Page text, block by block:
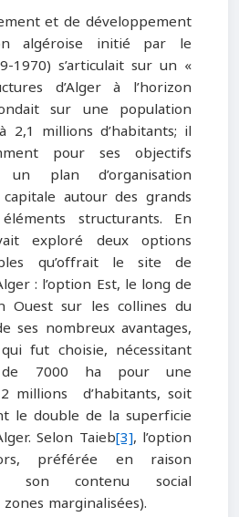
et de développement
algéroise initié par le
1970) s’articulait sur un «
d’Alger à l’horizon
sur une population
2,1 millions d’habitants; il
pour ses objectifs
un plan d’organisation
autour des grands
structurants. En
exploré deux options
qu’offrait le site de
: l’option Est, le long de
Ouest sur les collines du
ses nombreux avantages,
fut choisie, nécessitant
7000 ha pour une
millions d’habitants, soit
le double de la superficie
Selon Taieb[3], l’option
préférée en raison
son contenu social
marginalisées).